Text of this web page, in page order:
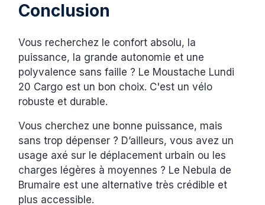
Conclusion
Vous recherchez le confort absolu, la
puissance, la grande autonomie et une
polyvalence sans faille ? Le Moustache Lundi
20 Cargo est un bon choix. C'est un vélo
robuste et durable.
Vous cherchez une bonne puissance, mais
sans trop dépenser ? D’ailleurs, vous avez un
usage axé sur le déplacement urbain ou les
charges légères à moyennes ? Le Nebula de
Brumaire est une alternative très crédible et
plus accessible.